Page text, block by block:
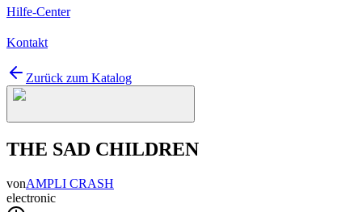
Hilfe-Center
Kontakt
Zurück zum Katalog
THE SAD CHILDREN
vonAMPLI CRASH
electronic